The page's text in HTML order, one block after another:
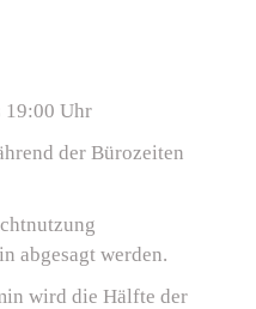
19:00 Uhr
der Bürozeiten
abgesagt werden.
wird die Hälfte der